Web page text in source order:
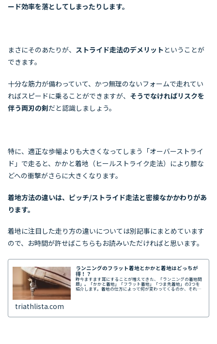
ード効率を落としてしまったりします。
まさにそのあたりが、 ストライド走法のデメリットということが
できます。
十分な筋力が備わっていて、かつ無理のないフォームで走れてい
ればスピードに乗ることができますが、 そうでなければリスクを
伴う両刃の剣だと認識しましょう。
特に、適正な歩幅よりも大きくなってしまう「オーバーストライ
ド」で走ると、かかと着地（ヒールストライク走法）により膝な
どへの衝撃がさらに大きくなります。
着地方法の違いは、ピッチ/ストライド走法と密接なかかわりがあ
ります。
着地に注目した走り方の違いについては別記事にまとめています
ので、お時間が許せばこちらもお読みいただければと思います。
ランニングのフラット着地とかかと着地はどっちが
得！？
昨今ますます耳にすることが増えてきた、「ランニングの着地問
題」。「かかと着地」「フラット着地」「つま先着地」の3つを
紹介します。着地の仕方によって何が変わってくるのか、それぞ
triathlista.com